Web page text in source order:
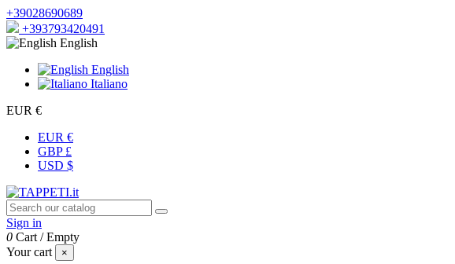
+39028690689
+393793420491
English
English
Italiano
EUR €
EUR €
GBP £
USD $
Sign in
0 Cart /Empty
Your cart
×